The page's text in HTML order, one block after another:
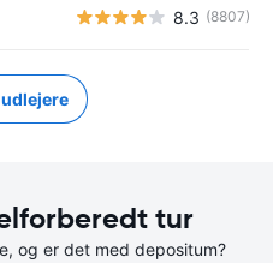
8.3 (8807)
tur
og er det med depositum?